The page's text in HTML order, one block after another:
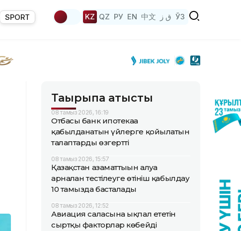
SPORT KZ QZ РУ EN 中文 ق ز ЎЗ
Тақырыпқа қатысты
08 тамыз 2026, 16:19
Отбасы банк ипотекаға
қабылданатын үйлерге қойылатын
талаптарды өзгертті
08 тамыз 2026, 15:57
Қазақстан азаматтығын алуға
арналған тестілеуге өтініш қабылдау
10 тамызда басталады
08 тамыз 2026, 12:52
Авиация саласына ықпал ететін
сыртқы факторлар көбейді